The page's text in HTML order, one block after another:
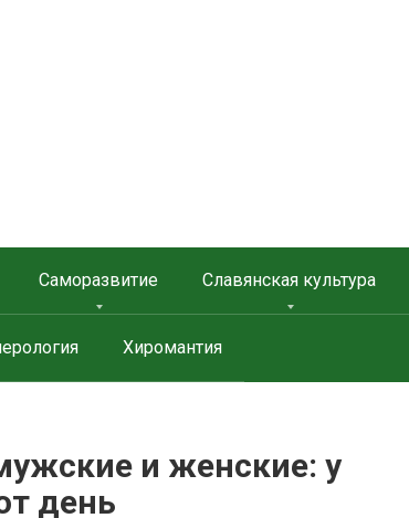
Саморазвитие Славянская культура
Хиромантия
и женские: у
день